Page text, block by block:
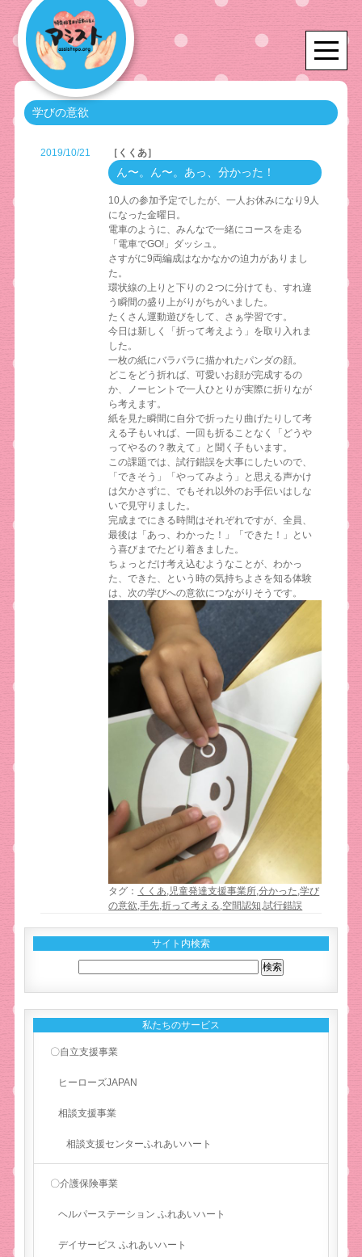
学びの意欲
2019/10/21 ［くくあ］
ん〜。ん〜。あっ、分かった！
10人の参加予定でしたが、一人お休みになり9人
になった金曜日。
電車のように、みんなで一緒にコースを走る
「電車でGO!」ダッシュ。
さすがに9両編成はなかなかの迫力がありまし
た。
環状線の上りと下りの２つに分けても、すれ違
う瞬間の盛り上がりがちがいました。
たくさん運動遊びをして、さぁ学習です。
今日は新しく「折って考えよう」を取り入れま
した。
一枚の紙にバラバラに描かれたパンダの顔。
どこをどう折れば、可愛いお顔が完成するの
か、ノーヒントで一人ひとりが実際に折りなが
ら考えます。
紙を見た瞬間に自分で折ったり曲げたりして考
える子もいれば、一回も折ることなく「どうや
ってやるの？教えて」と聞く子もいます。
この課題では、試行錯誤を大事にしたいので、
「できそう」「やってみよう」と思える声かけ
は欠かさずに、でもそれ以外のお手伝いはしな
いで見守りました。
完成までにきる時間はそれぞれですが、全員、
最後は「あっ、わかった！」「できた！」とい
う喜びまでたどり着きました。
ちょっとだけ考え込むようなことが、わかっ
た、できた、という時の気持ちよさを知る体験
は、次の学びへの意欲につながりそうです。
タグ： くくあ,児童発達支援事業所,分かった,学び
の意欲,手先,折って考える,空間認知,試行錯誤
サイト内検索
私たちのサービス
〇自立支援事業
ヒーローズJAPAN
相談支援事業
相談支援センターふれあいハート
〇介護保険事業
ヘルパーステーション ふれあいハート
デイサービス ふれあいハート